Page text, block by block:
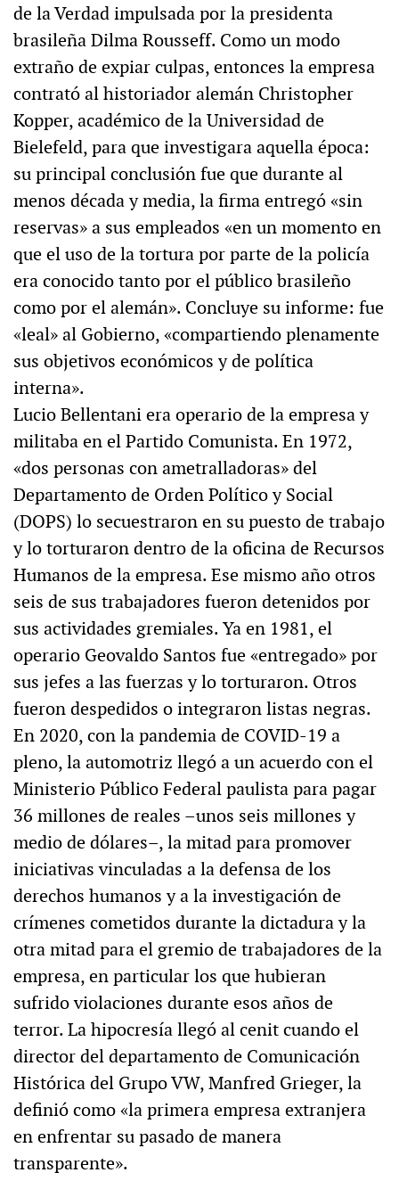
de la Verdad impulsada por la presidenta
brasileña Dilma Rousseff. Como un modo
extraño de expiar culpas, entonces la empresa
contrató al historiador alemán Christopher
Kopper, académico de la Universidad de
Bielefeld, para que investigara aquella época:
su principal conclusión fue que durante al
menos década y media, la firma entregó «sin
reservas» a sus empleados «en un momento en
que el uso de la tortura por parte de la policía
era conocido tanto por el público brasileño
como por el alemán». Concluye su informe: fue
«leal» al Gobierno, «compartiendo plenamente
sus objetivos económicos y de política
interna».
Lucio Bellentani era operario de la empresa y
militaba en el Partido Comunista. En 1972,
«dos personas con ametralladoras» del
Departamento de Orden Político y Social
(DOPS) lo secuestraron en su puesto de trabajo
y lo torturaron dentro de la oficina de Recursos
Humanos de la empresa. Ese mismo año otros
seis de sus trabajadores fueron detenidos por
sus actividades gremiales. Ya en 1981, el
operario Geovaldo Santos fue «entregado» por
sus jefes a las fuerzas y lo torturaron. Otros
fueron despedidos o integraron listas negras.
En 2020, con la pandemia de COVID-19 a
pleno, la automotriz llegó a un acuerdo con el
Ministerio Público Federal paulista para pagar
36 millones de reales –unos seis millones y
medio de dólares–, la mitad para promover
iniciativas vinculadas a la defensa de los
derechos humanos y a la investigación de
crímenes cometidos durante la dictadura y la
otra mitad para el gremio de trabajadores de la
empresa, en particular los que hubieran
sufrido violaciones durante esos años de
terror. La hipocresía llegó al cenit cuando el
director del departamento de Comunicación
Histórica del Grupo VW, Manfred Grieger, la
definió como «la primera empresa extranjera
en enfrentar su pasado de manera
transparente».